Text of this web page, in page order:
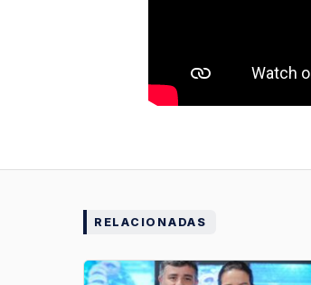
RELACIONADAS